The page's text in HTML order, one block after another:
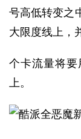
号高低转变之
大限度线上，
个卡流量将
上。